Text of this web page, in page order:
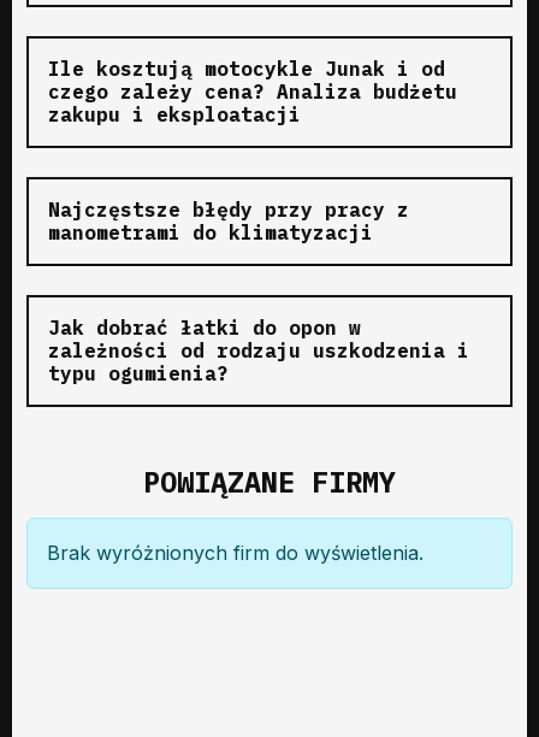
Ile kosztują motocykle Junak i od
czego zależy cena? Analiza budżetu
zakupu i eksploatacji
Najczęstsze błędy przy pracy z
manometrami do klimatyzacji
Jak dobrać łatki do opon w
zależności od rodzaju uszkodzenia i
typu ogumienia?
POWIĄZANE FIRMY
Brak wyróżnionych firm do wyświetlenia.